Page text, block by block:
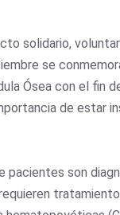
solidario,
se
Ósea con el fin
de estar
pacientes son